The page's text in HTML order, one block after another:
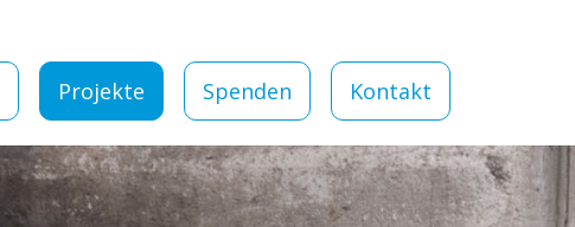
Projekte Spenden Kontakt